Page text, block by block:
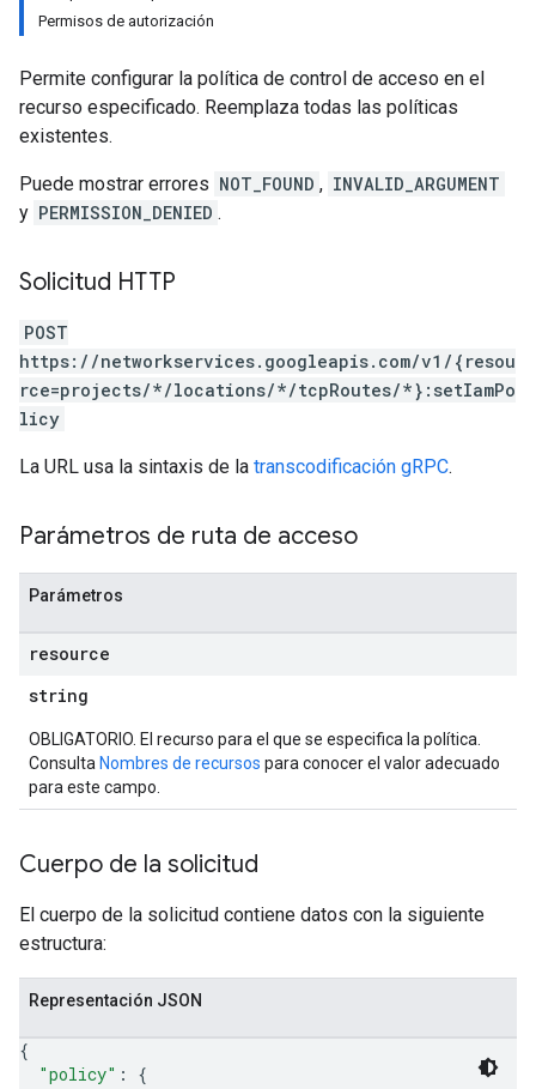
Permisos de autorización
Permite configurar la política de control de acceso en el
recurso especificado. Reemplaza todas las políticas
existentes.
Puede mostrar errores NOT_FOUND , INVALID_ARGUMENT
y PERMISSION_DENIED .
Solicitud HTTP
POST
https://networkservices.googleapis.com/v1/{resou
rce=projects/*/locations/*/tcpRoutes/*}:setIamPo
licy
La URL usa la sintaxis de la transcodificación gRPC.
Parámetros de ruta de acceso
Parámetros
resource
string
OBLIGATORIO. El recurso para el que se especifica la política.
Consulta Nombres de recursos para conocer el valor adecuado
para este campo.
Cuerpo de la solicitud
El cuerpo de la solicitud contiene datos con la siguiente
estructura:
Representación JSON
{
"policy" : {